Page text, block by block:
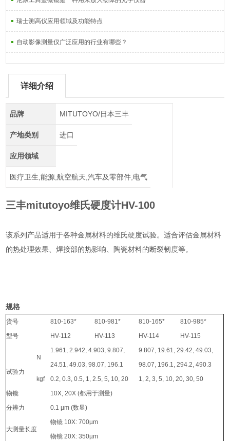
瑞士测高仪应用领域及功能特点
自动影像测量仪广泛应用的行业有哪些？
详细介绍
品牌 MITUTOYO/日本三丰
产地类别 进口
应用领域
医疗卫生,能源,航空航天,汽车及零部件,电气
三丰mitutoyo维氏硬度计HV-100
该系列产品适用于各种金属材料的维氏硬度试验。适合评估金属材料
的热处理效果、焊接部的热影响、陶瓷材料的断裂韧度等。
规格
货号 810-163* 810-981* 810-165*
810-985*
型号
HV-112 HV-113 HV-114 HV-115
试验力
N
1.961, 2.942, 4.903, 9.807,
24.51, 49.03, 98.07, 196.1
9.807, 19.61, 29.42, 49.03,
98.07, 196.1, 294.2, 490.3
kgf
0.2, 0.3, 0.5, 1, 2.5, 5, 10, 20
1, 2, 3, 5, 10, 20, 30, 50
物镜
10X, 20X (都用于测量)
分辨力
0.1 µm (数显)
大测量长度
物镜 10X: 700µm
物镜 20X: 350µm